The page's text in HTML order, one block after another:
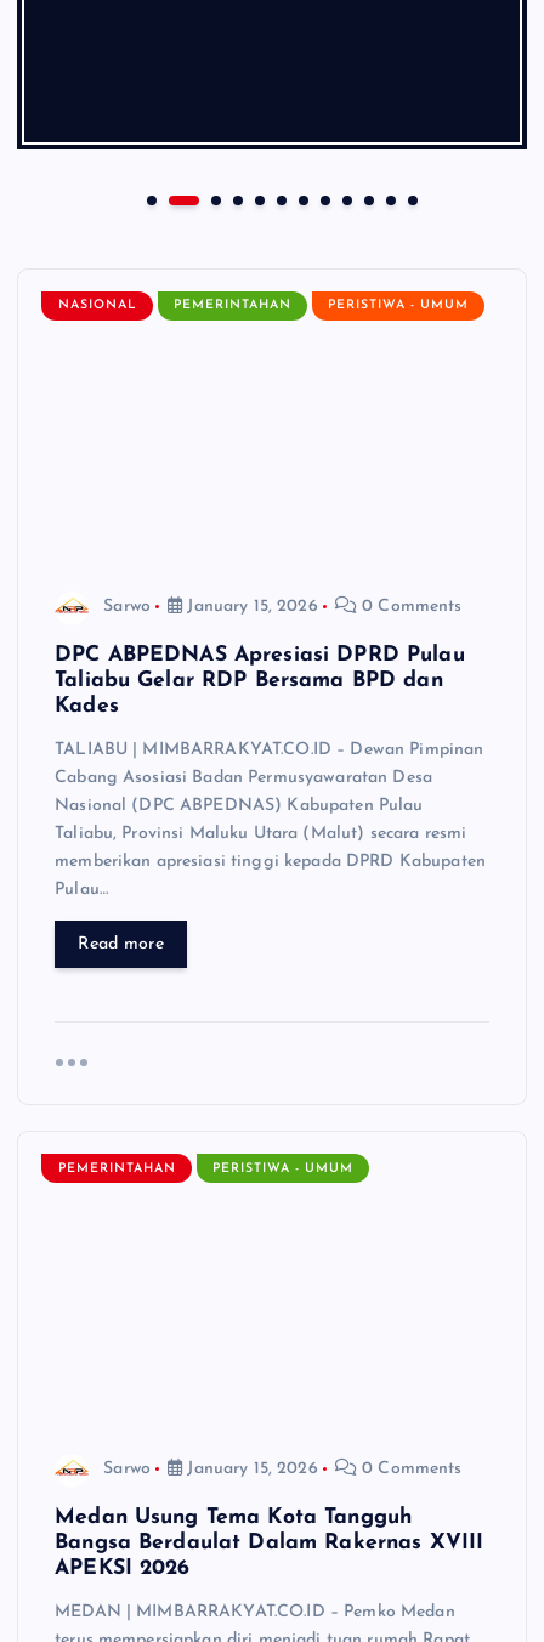
NASIONAL PEMERINTAHAN PERISTIWA - UMUM
Sarwo January 15, 2026 0 Comments
DPC ABPEDNAS Apresiasi DPRD Pulau
Taliabu Gelar RDP Bersama BPD dan
Kades
TALIABU | MIMBARRAKYAT.CO.ID – Dewan Pimpinan
Cabang Asosiasi Badan Permusyawaratan Desa
Nasional (DPC ABPEDNAS) Kabupaten Pulau
Taliabu, Provinsi Maluku Utara (Malut) secara resmi
memberikan apresiasi tinggi kepada DPRD Kabupaten
Pulau…
Read more
PEMERINTAHAN PERISTIWA - UMUM
Sarwo January 15, 2026 0 Comments
Medan Usung Tema Kota Tangguh
Bangsa Berdaulat Dalam Rakernas XVIII
APEKSI 2026
MEDAN | MIMBARRAKYAT.CO.ID – Pemko Medan